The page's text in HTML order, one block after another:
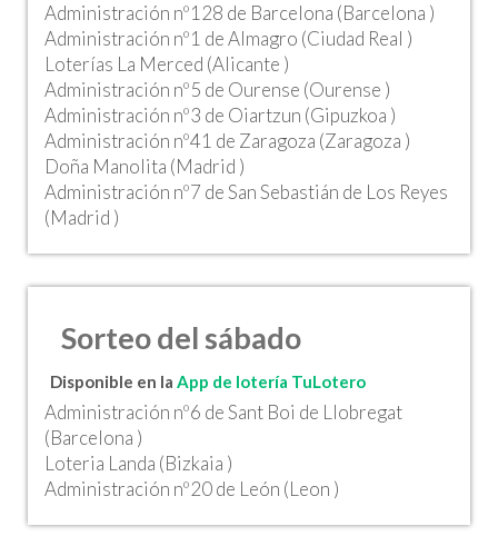
Administración nº128 de Barcelona (Barcelona )
Administración nº1 de Almagro (Ciudad Real )
Loterías La Merced (Alicante )
Administración nº5 de Ourense (Ourense )
Administración nº3 de Oiartzun (Gipuzkoa )
Administración nº41 de Zaragoza (Zaragoza )
Doña Manolita (Madrid )
Administración nº7 de San Sebastián de Los Reyes
(Madrid )
Sorteo del sábado
Disponible en la App de lotería TuLotero
Administración nº6 de Sant Boi de Llobregat
(Barcelona )
Loteria Landa (Bizkaia )
Administración nº20 de León (Leon )